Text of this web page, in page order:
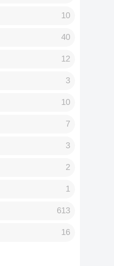
10
40
12
3
10
7
3
2
1
613
16